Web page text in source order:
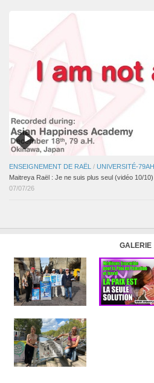
ENSEIGNEMENT DE RAËL / UNIVERSITÉ-79AH
Maitreya Raël : Je ne suis plus seul (vidéo 10/10)
07/07/26
GALERIE